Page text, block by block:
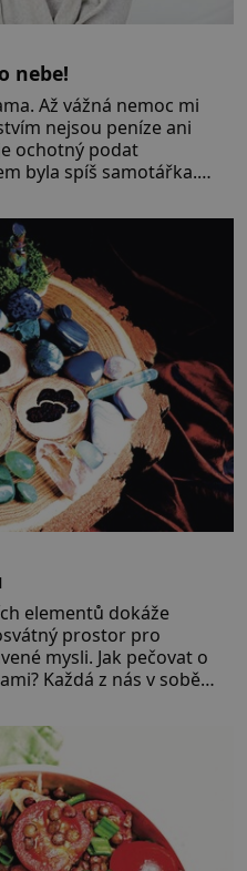
nebe!
Až vážná nemoc mi
nejsou peníze ani
ochotný podat
byla spíš samotářka.
a hlavně klid. Hned po
města,
elementů dokáže
prostor pro
mysli. Jak pečovat o
Každá z nás v sobě
pokožky. Ohnivá znamení
Lva a Střelce v sobě
elán. Vaše